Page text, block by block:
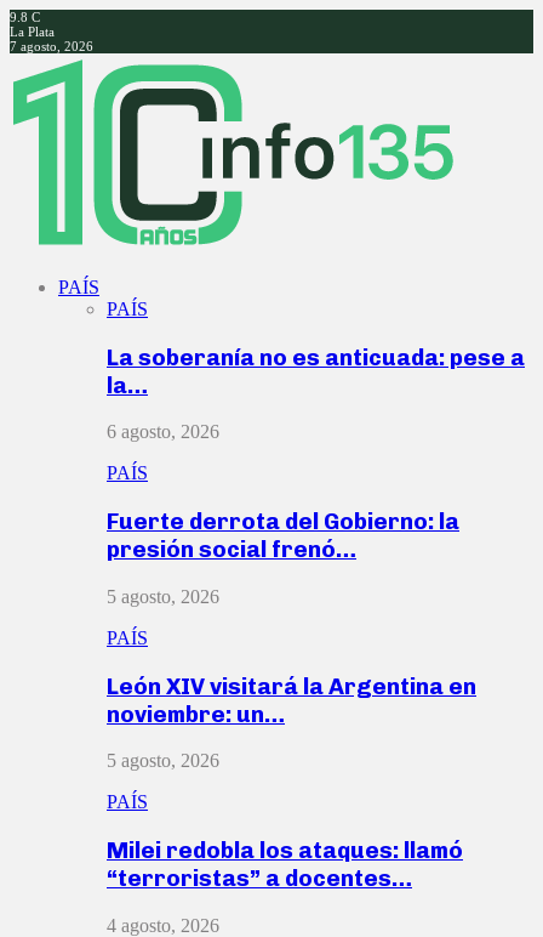
9.8 C
La Plata
7 agosto, 2026
Facebook
Twitter
Instagram
Youtube
PAÍS
PAÍS
La soberanía no es anticuada: pese a
la…
6 agosto, 2026
PAÍS
Fuerte derrota del Gobierno: la
presión social frenó…
5 agosto, 2026
PAÍS
León XIV visitará la Argentina en
noviembre: un…
5 agosto, 2026
PAÍS
Milei redobla los ataques: llamó
“terroristas” a docentes…
4 agosto, 2026